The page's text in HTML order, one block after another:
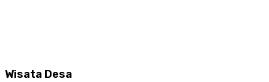
Wisata Desa